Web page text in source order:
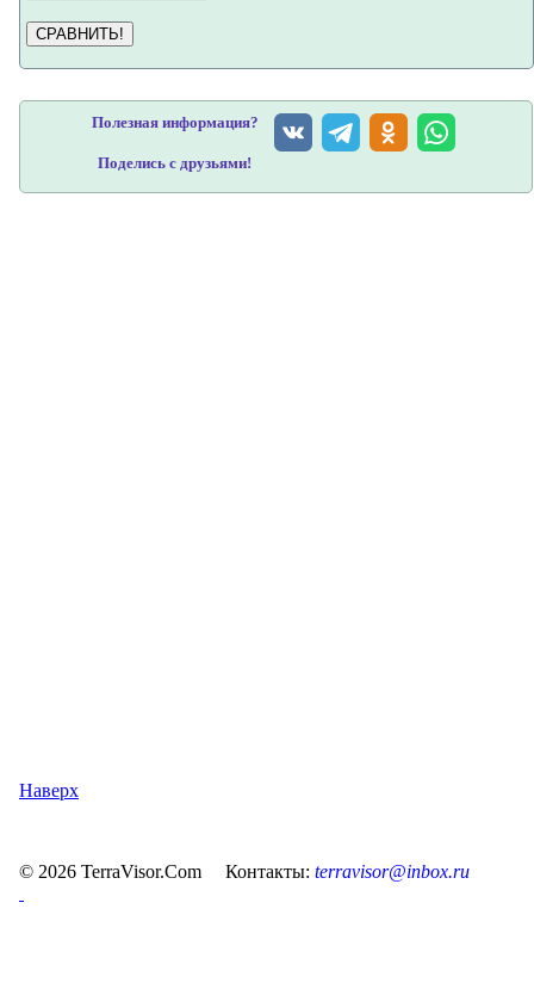
СРАВНИТЬ!
Полезная информация?
Поделись с друзьями!
Наверх
© 2026 TerraVisor.Com Контакты: terravisor@inbox.ru